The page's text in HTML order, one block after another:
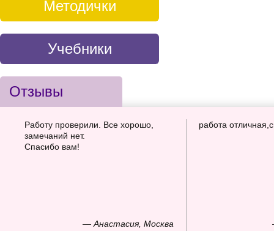
Методички
Учебники
Отзывы
— Анастасия, Москва
Работу проверили. Все хорошо,
замечаний нет.
Спасибо вам!
работа